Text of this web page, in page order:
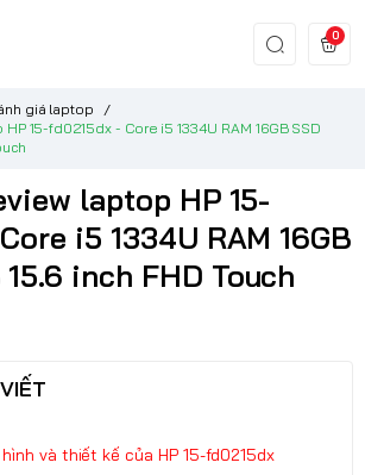
0
giá laptop
/
15-fd0215dx - Core i5 1334U RAM 16GB SSD
laptop HP 15-
i5 1334U RAM 16GB
15.6 inch FHD Touch
và thiết kế của HP 15-fd0215dx